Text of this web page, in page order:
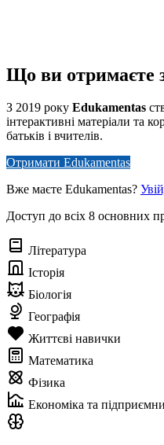
Що ви отримаєте
З 2019 року Edukamentas
інтерактивні матеріали та
батьків і вчителів.
Отримати Edukamentas
Вже маєте Edukamentas?
Доступ до всіх 8 основних
Література
Історія
Біологія
Географія
Життєві навички
Математика
Фізика
Економіка та